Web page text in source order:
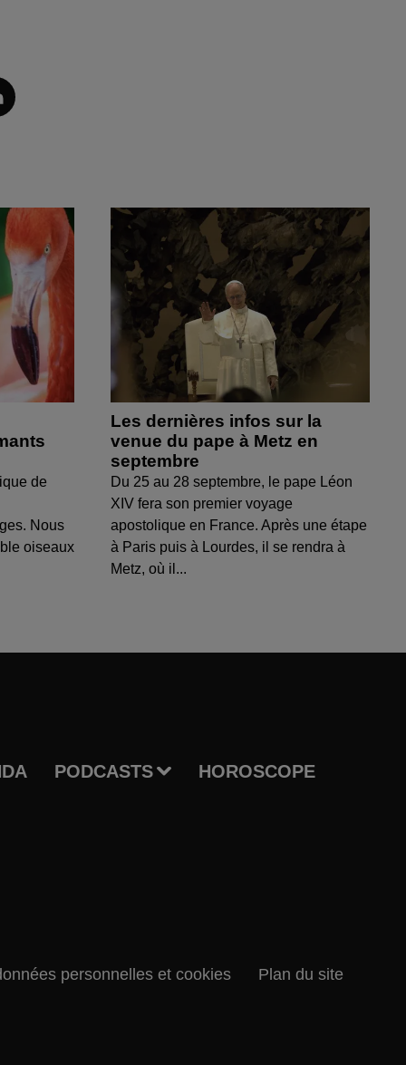
de
Nous
oiseaux
Les dernières infos sur la
venue du pape à Metz en
septembre
Du 25 au 28 septembre, le pape Léon
XIV fera son premier voyage
apostolique en France. Après une étape
à Paris puis à Lourdes, il se rendra à
Metz, où il...
PODCASTS HOROSCOPE
personnelles et cookies Plan du site